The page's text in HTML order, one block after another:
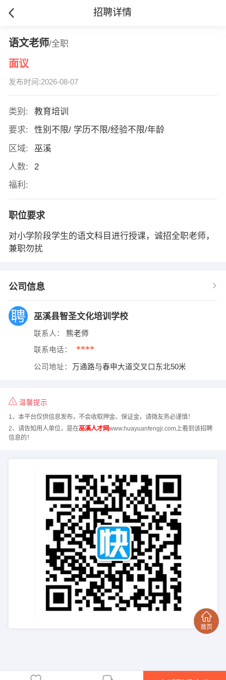
招聘详情
语文老师/全职
面议
发布时间:2026-08-07
类别:
教育培训
要求:
性别不限/ 学历不限/经验不限/年龄
区域:
巫溪
人数:
2
福利:
职位要求
对小学阶段学生的语文科目进行授课，诚招全职老师，
兼职勿扰
公司信息
巫溪县智圣文化培训学校
联系人： 熊老师
联系电话： ****
公司地址： 万通路与春申大道交叉口东北50米
温馨提示
1、本平台仅供信息发布，不会收取押金、保证金，请微友务必谨慎！
2、请告知用人单位，是在巫溪人才网www.huayuanfengji.com上看到该招聘
信息的！